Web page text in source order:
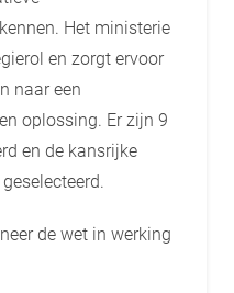
Het ministerie
en zorgt ervoor
naar een
oplossing. Er zijn 9
en de kansrijke
de wet in werking